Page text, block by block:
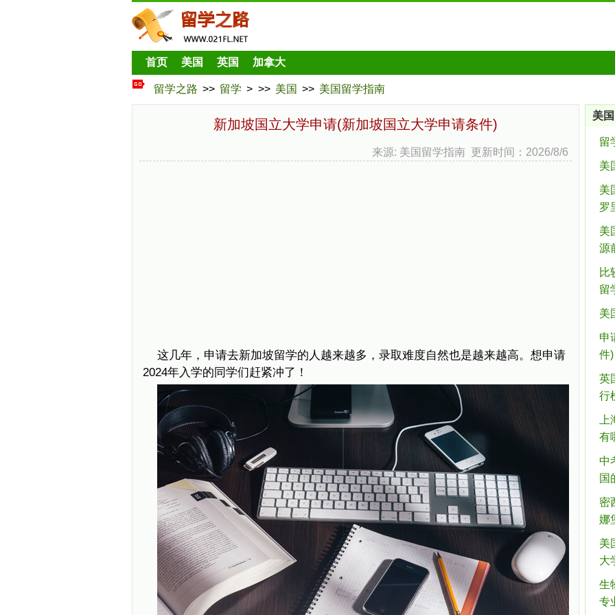
首页 美国 英国 加拿大
留学之路 >> 留学 > >> 美国 >> 美国留学指南
新加坡国立大学申请(新加坡国立大学申请条件)
来源: 美国留学指南 更新时间：2026/8/6
这几年，申请去新加坡留学的人越来越多，录取难度自然也是越来越高。想申请
2024年入学的同学们赶紧冲了！
美
留
美
美
罗
美
源
比
留
美
申
件)
英
行
有
中
国
密
娜
美
大
生
专